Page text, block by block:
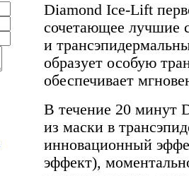
Diamond Ice-Lift
сочетающее лучшие
и
образует особую
обеспечивает
В течение 20 минут
из маски в
инновационный
эффект),